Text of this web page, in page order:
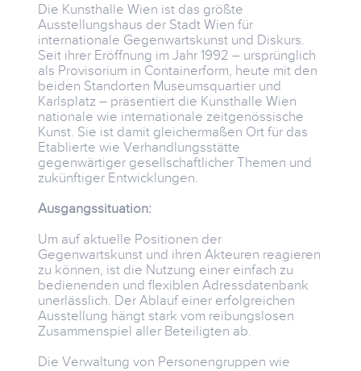
Die Kunsthalle Wien ist das größte
Ausstellungshaus der Stadt Wien für
internationale Gegenwartskunst und Diskurs.
Seit ihrer Eröffnung im Jahr 1992 – ursprünglich
als Provisorium in Containerform, heute mit den
beiden Standorten Museumsquartier und
Karlsplatz – präsentiert die Kunsthalle Wien
nationale wie internationale zeitgenössische
Kunst. Sie ist damit gleichermaßen Ort für das
Etablierte wie Verhandlungsstätte
gegenwärtiger gesellschaftlicher Themen und
zukünftiger Entwicklungen.
Ausgangssituation:
Um auf aktuelle Positionen der
Gegenwartskunst und ihren Akteuren reagieren
zu können, ist die Nutzung einer einfach zu
bedienenden und flexiblen Adressdatenbank
unerlässlich. Der Ablauf einer erfolgreichen
Ausstellung hängt stark vom reibungslosen
Zusammenspiel aller Beteiligten ab.
Die Verwaltung von Personengruppen wie